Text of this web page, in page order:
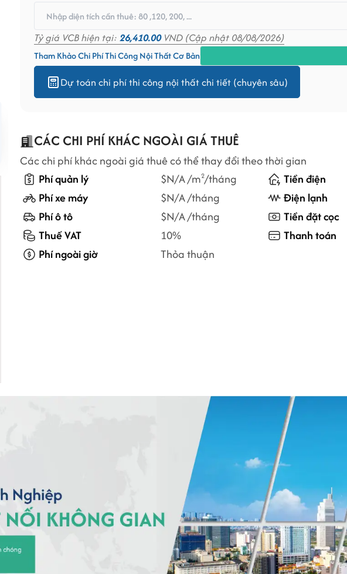
Tỷ giá VCB hiện tại: 26,410.00VND (Cập nhật 08/08/2026)
Tham Khảo Chi Phí Thi Công Nội Thất Cơ Bản
Dự toán chi phí thi công nội thất chi tiết (chuyên sâu)
CÁC CHI PHÍ KHÁC NGOÀI GIÁ THUÊ
Các chi phí khác ngoài giá thuê có thể thay đổi theo thời gian
Phí quản lý
$N/A /m2/tháng Tiền điện
Phí xe máy
$N/A /tháng Điện lạnh
Phí ô tô
$N/A /tháng Tiền đặt cọc
Thuế VAT
10% Thanh toán
Phí ngoài giờ
Thỏa thuận